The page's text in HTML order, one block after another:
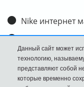
Nike интернет
Доставка и
Обмен и
Размеры
Данный сайт может
технологию,
представляют собой
которые временно